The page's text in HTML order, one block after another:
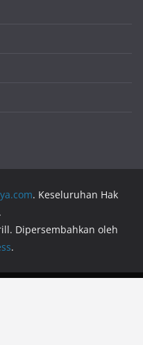
. Keseluruhan Hak
Dipersembahkan oleh
.